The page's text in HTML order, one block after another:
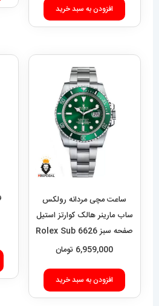
افزودن به سبد خرید
ساعت مچی مردانه رولکس
ساب مارینر هالک کوارتز استیل
صفحه سبز 6626 Rolex Sub
mariner hulk
6,959,000 تومان
افزودن به سبد خرید